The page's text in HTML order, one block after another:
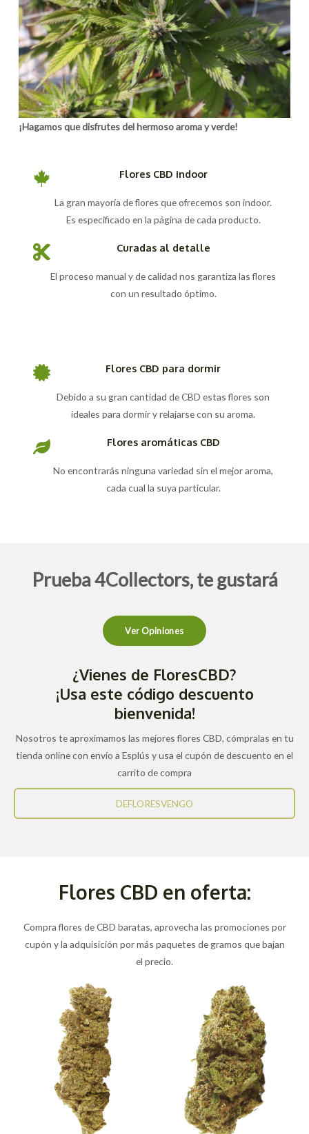
¡Hagamos que disfrutes del hermoso aroma y verde!
Flores CBD indoor
La gran mayoría de flores que ofrecemos son indoor.
Es especificado en la página de cada producto.
Curadas al detalle
El proceso manual y de calidad nos garantiza las flores
con un resultado óptimo.
Flores CBD para dormir
Debido a su gran cantidad de CBD estas flores son
ideales para dormir y relajarse con su aroma.
Flores aromáticas CBD
No encontrarás ninguna variedad sin el mejor aroma,
cada cual la suya particular.
Prueba 4Collectors, te gustará
Ver Opiniones
¿Vienes de FloresCBD?
¡Usa este código descuento
bienvenida!
Nosotros te aproximamos las mejores flores CBD, cómpralas en tu
tienda online con envío a Esplús y usa el cupón de descuento en el
carrito de compra
DEFLORESVENGO
Flores CBD en oferta:
Compra flores de CBD baratas, aprovecha las promociones por
cupón y la adquisición por más paquetes de gramos que bajan
el precio.